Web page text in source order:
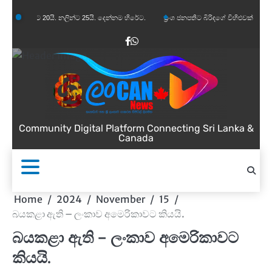
to
20යි. නලින්ට 25යි. දෙන්නම හිරේට. ප්‍රංශ ජනපතිට බිරිඳගේ විහිළුවක්. විහිළුවදුරදිග යයි.
Facebook
WhatsApp
Community Digital Platform Connecting Sri Lanka &
Canada
Home 2024 November
15
බයකළා ඇති – ලංකාව අමෙරිකාවට කියයි.
බයකළා ඇති – ලංකාව අමෙරිකාවට
කියයි.